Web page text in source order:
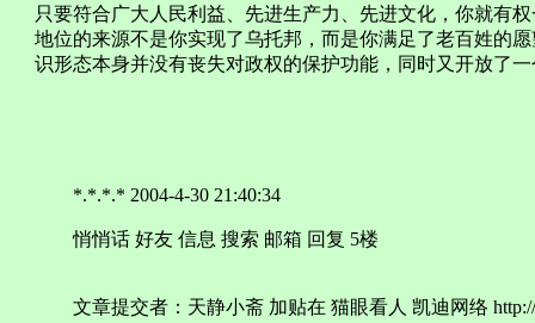
只要符合广大人民利益、先进生产力、先进文化，你就有
地位的来源不是你实现了乌托邦，而是你满足了老百姓的
识形态本身并没有丧失对政权的保护功能，同时又开放了
*.*.*.* 2004-4-30 21:40:34
悄悄话 好友 信息 搜索 邮箱 回复 5楼
文章提交者：天静小斋 加贴在 猫眼看人 凯迪网络 http://